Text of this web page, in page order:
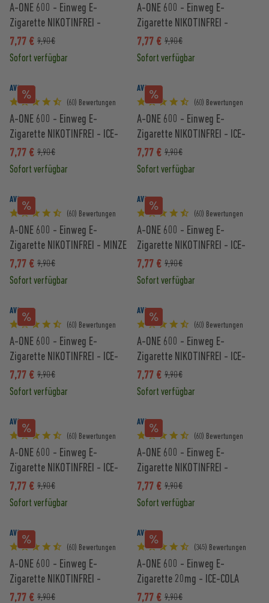
A-ONE 600 - Einweg E-
Zigarette NIKOTINFREI -
ERDBEERE
7,77 € 9,90 €
Sofort verfügbar
A-ONE 600 - Einweg E-
Zigarette NIKOTINFREI -
WASSERMELONE
7,77 € 9,90 €
Sofort verfügbar
AVORIA
(60) Bewertungen
A-ONE 600 - Einweg E-
Zigarette NIKOTINFREI - ICE-
COLA
7,77 € 9,90 €
Sofort verfügbar
AVORIA
(60) Bewertungen
A-ONE 600 - Einweg E-
Zigarette NIKOTINFREI - ICE-
PFIRSICH
7,77 € 9,90 €
Sofort verfügbar
AVORIA
(60) Bewertungen
A-ONE 600 - Einweg E-
Zigarette NIKOTINFREI - MINZE
7,77 € 9,90 €
Sofort verfügbar
AVORIA
(60) Bewertungen
A-ONE 600 - Einweg E-
Zigarette NIKOTINFREI - ICE-
APFEL
7,77 € 9,90 €
Sofort verfügbar
AVORIA
(60) Bewertungen
A-ONE 600 - Einweg E-
Zigarette NIKOTINFREI - ICE-
BANANE
7,77 € 9,90 €
Sofort verfügbar
AVORIA
(60) Bewertungen
A-ONE 600 - Einweg E-
Zigarette NIKOTINFREI - ICE-
TRAUBE
7,77 € 9,90 €
Sofort verfügbar
AVORIA
(60) Bewertungen
A-ONE 600 - Einweg E-
Zigarette NIKOTINFREI - ICE-
MANGO
7,77 € 9,90 €
Sofort verfügbar
AVORIA
(60) Bewertungen
A-ONE 600 - Einweg E-
Zigarette NIKOTINFREI -
ANANAS-KOKOS
7,77 € 9,90 €
Sofort verfügbar
AVORIA
(60) Bewertungen
A-ONE 600 - Einweg E-
Zigarette NIKOTINFREI -
BLAUBEERE
7,77 € 9,90 €
AVORIA
(345) Bewertungen
A-ONE 600 - Einweg E-
Zigarette 20mg - ICE-COLA
7,77 € 9,90 €